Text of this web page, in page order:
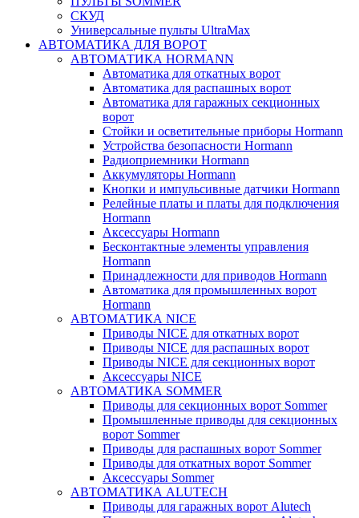
СКУД
Универсальные пульты UltraMax
АВТОМАТИКА ДЛЯ ВОРОТ
АВТОМАТИКА HORMANN
Автоматика для откатных ворот
Автоматика для распашных ворот
Автоматика для гаражных секционных
ворот
Стойки и осветительные приборы Hormann
Устройства безопасности Hormann
Радиоприемники Hormann
Аккумуляторы Hormann
Кнопки и импульсивные датчики Hormann
Релейные платы и платы для подключения
Hormann
Аксессуары Hormann
Бесконтактные элементы управления
Hormann
Принадлежности для приводов Hormann
Автоматика для промышленных ворот
Hormann
АВТОМАТИКА NICE
Приводы NICE для откатных ворот
Приводы NICE для распашных ворот
Приводы NICE для секционных ворот
Аксессуары NICE
АВТОМАТИКА SOMMER
Приводы для секционных ворот Sommer
Промышленные приводы для секционных
ворот Sommer
Приводы для распашных ворот Sommer
Приводы для откатных ворот Sommer
Аксессуары Sommer
АВТОМАТИКА ALUTECH
Приводы для гаражных ворот Alutech